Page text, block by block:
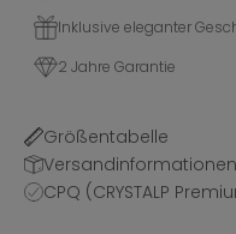
Inklusive eleganter
2 Jahre Garantie
Größentabelle
Versandinformationen
CPQ (CRYSTALP